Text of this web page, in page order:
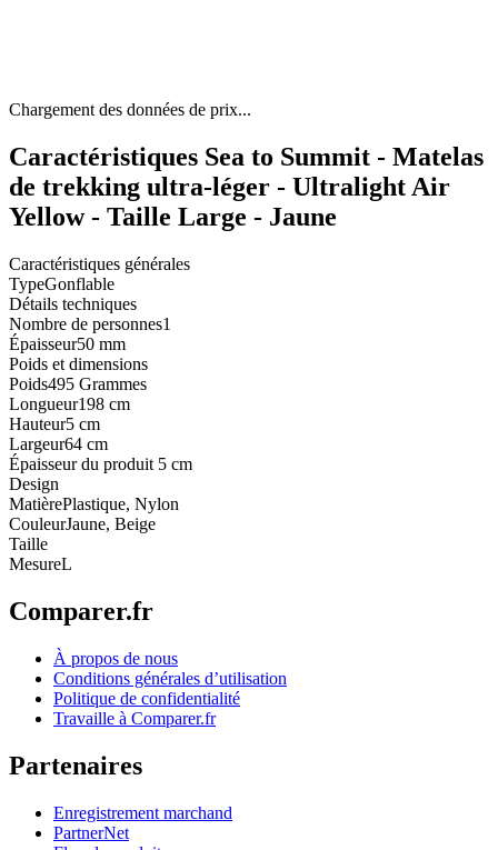
Chargement des données de prix...
Caractéristiques Sea to Summit - Matelas
de trekking ultra-léger - Ultralight Air
Yellow - Taille Large - Jaune
Caractéristiques générales
TypeGonflable
Détails techniques
Nombre de personnes1
Épaisseur50 mm
Poids et dimensions
Poids495 Grammes
Longueur198 cm
Hauteur5 cm
Largeur64 cm
Épaisseur du produit 5 cm
Design
MatièrePlastique, Nylon
CouleurJaune, Beige
Taille
MesureL
Comparer.fr
À propos de nous
Conditions générales d’utilisation
Politique de confidentialité
Travaille à Comparer.fr
Partenaires
Enregistrement marchand
PartnerNet